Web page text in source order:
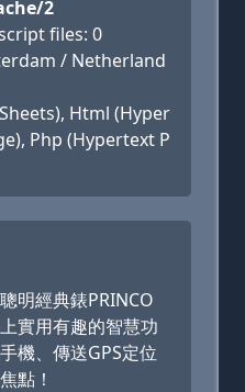
2
files: 0
/ Netherland
Html (Hyper
Php (Hypertext P
明經典錶PRINCO
實用有趣的智慧功
機、傳送GPS定位
點！